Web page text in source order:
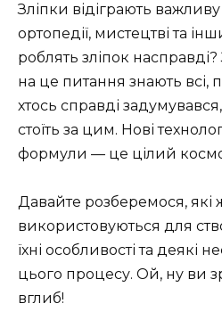
Зліпки відіграють важливу
ортопедії, мистецтві та
роблять зліпок
на це питання знають всі,
хтось справді
стоїть за цим. Нові
формули — це цілий
Давайте розберемося, які
використовуються для
їхні особливості та деякі
цього процесу. Ой, ну ви
вглиб!